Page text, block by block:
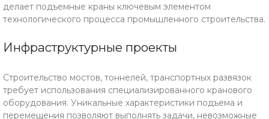
делает подъемные краны ключевым элементом
технологического процесса промышленного строительства.
Инфраструктурные проекты
Строительство мостов, тоннелей, транспортных развязок
требует использования специализированного кранового
оборудования. Уникальные характеристики подъема и
перемещения позволяют выполнять задачи, невозможные